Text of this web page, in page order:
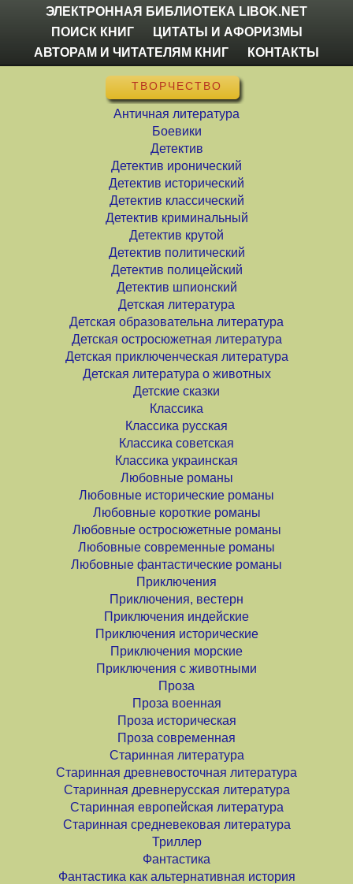
ЭЛЕКТРОННАЯ БИБЛИОТЕКА LIBOK.NET
ПОИСК КНИГ
ЦИТАТЫ И АФОРИЗМЫ
АВТОРАМ И ЧИТАТЕЛЯМ КНИГ
КОНТАКТЫ
ТВОРЧЕСТВО
Античная литература
Боевики
Детектив
Детектив иронический
Детектив исторический
Детектив классический
Детектив криминальный
Детектив крутой
Детектив политический
Детектив полицейский
Детектив шпионский
Детская литература
Детская образовательна литература
Детская остросюжетная литература
Детская приключенческая литература
Детская литература о животных
Детские сказки
Классика
Классика русская
Классика советская
Классика украинская
Любовные романы
Любовные исторические романы
Любовные короткие романы
Любовные остросюжетные романы
Любовные современные романы
Любовные фантастические романы
Приключения
Приключения, вестерн
Приключения индейские
Приключения исторические
Приключения морские
Приключения с животными
Проза
Проза военная
Проза историческая
Проза современная
Старинная литература
Старинная древневосточная литература
Старинная древнерусская литература
Старинная европейская литература
Старинная средневековая литература
Триллер
Фантастика
Фантастика как альтернативная история